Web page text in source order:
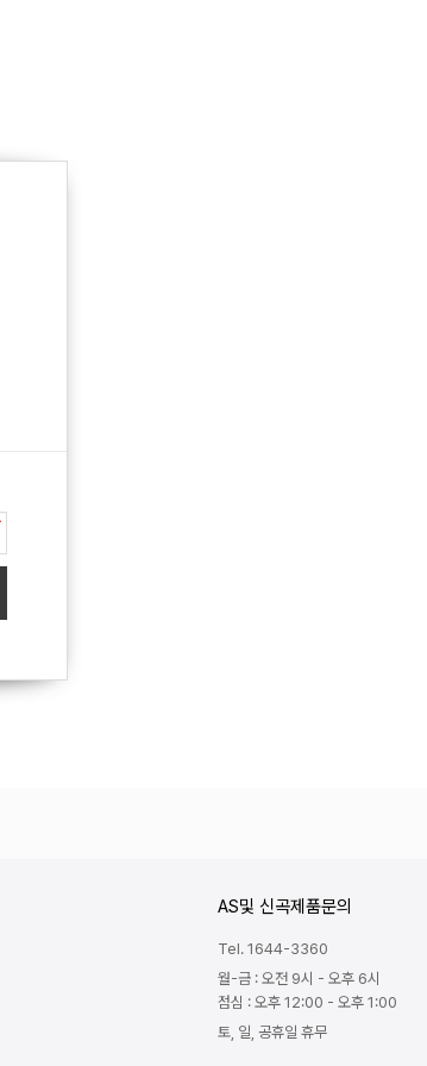
AS및 신곡제품문의
Tel. 1644-3360
월-금 : 오전 9시 - 오후 6시
점심 : 오후 12:00 - 오후 1:00
토, 일, 공휴일 휴무